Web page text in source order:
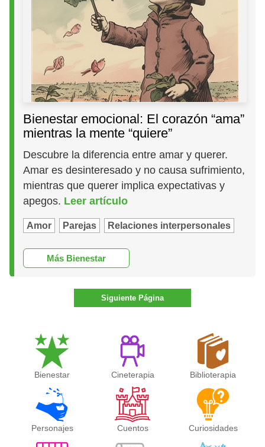
Bienestar emocional: El corazón “ama”
mientras la mente “quiere”
Descubre la diferencia entre amar y querer.
Amar es desinteresado y no causa sufrimiento,
mientras que querer implica expectativas y
apegos. Leer artículo
Amor Parejas Relaciones interpersonales
Más Bienestar
Siguiente Página
Bienestar Cineterapia Biblioterapia
Personajes Cuentos Curiosidades